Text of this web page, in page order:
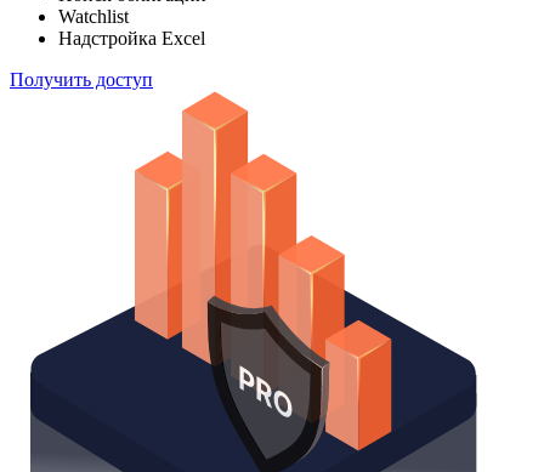
Отслеживайте свой портфель наиболее эффективным
способом
Поиск облигаций
Надстройка Excel
Получить доступ